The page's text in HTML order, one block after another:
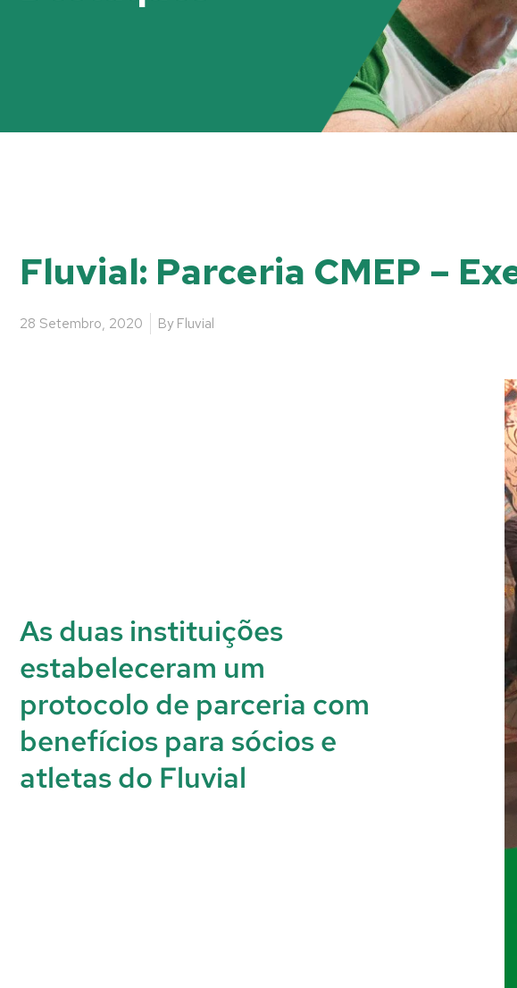
Fluvial: Parceria CMEP –
28 Setembro, 2020 By Fluvial
As duas instituições
estabeleceram um
protocolo de parceria com
benefícios para sócios e
atletas do Fluvial